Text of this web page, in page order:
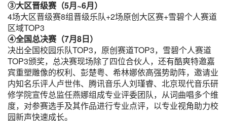
③大区晋级赛（5月~6月）
4场大区晋级赛8组晋级乐队+2场原创大区赛+雪碧个人赛道
区域TOP3
④全国总决赛（7月8日）
决出全国校园乐队TOP3，原创赛道TOP3，雪碧个人赛道
TOP3颁奖，总决赛现场除了四位合伙人，还有酷爽特邀嘉
宾重塑雕像的权利、彭楚粤、希林娜依高强势助阵，邀请业
内知名乐评人卢世伟、腾讯音乐人刘瑾睿、北京现代音乐研
修学院宣传总监任燕娜组成专业评委团队，从词曲唱多个维
度，对参赛选手及其作品进行专业点评，以专业视角助力校
园新声快速成长。